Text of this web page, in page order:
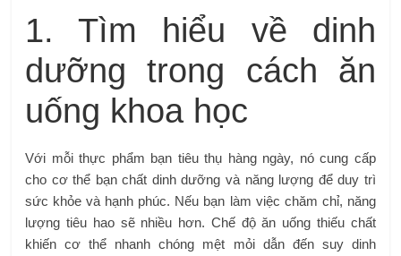
1. Tìm hiểu về dinh
dưỡng trong cách ăn
uống khoa học
Với mỗi thực phẩm bạn tiêu thụ hàng ngày, nó cung cấp
cho cơ thể bạn chất dinh dưỡng và năng lượng để duy trì
sức khỏe và hạnh phúc. Nếu bạn làm việc chăm chỉ, năng
lượng tiêu hao sẽ nhiều hơn. Chế độ ăn uống thiếu chất
khiến cơ thể nhanh chóng mệt mỏi dẫn đến suy dinh